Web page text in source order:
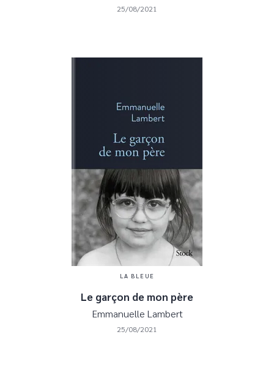
25/08/2021
LA BLEUE
Le garçon de mon père
Emmanuelle Lambert
25/08/2021